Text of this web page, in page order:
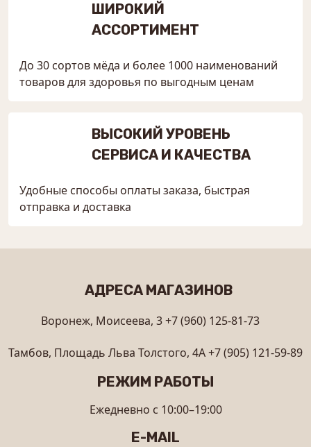
ШИРОКИЙ
АССОРТИМЕНТ
До 30 сортов мёда и более 1000 наименований
товаров для здоровья по выгодным ценам
ВЫСОКИЙ УРОВЕНЬ
СЕРВИСА И КАЧЕСТВА
Удобные способы оплаты заказа, быстрая
отправка и доставка
АДРЕСА МАГАЗИНОВ
Воронеж, Моисеева, 3+7 (960) 125-81-73
Тамбов, Площадь Льва Толстого, 4А+7 (905) 121-59-89
РЕЖИМ РАБОТЫ
Ежедневно с 10:00–19:00
E-MAIL